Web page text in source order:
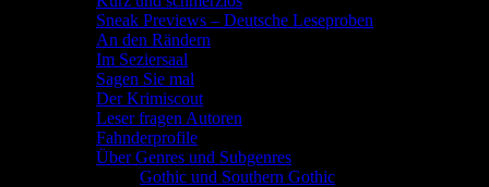
Sneak Previews – Deutsche Leseproben
An den Rändern
Im Seziersaal
Sagen Sie mal
Der Krimiscout
Leser fragen Autoren
Fahnderprofile
Über Genres und Subgenres
Gothic und Southern Gothic